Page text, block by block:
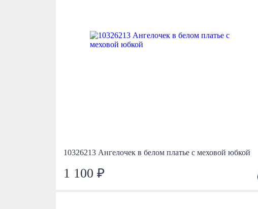
10326213 Ангелочек в белом платье с меховой юбкой
1 100 ₽